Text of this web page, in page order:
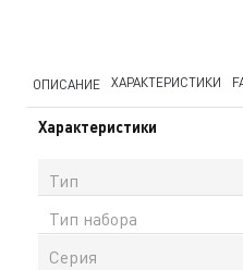
ОПИСАНИЕ ХАРАКТЕРИСТИКИ
Характеристики
Тип
Тип набора
Серия